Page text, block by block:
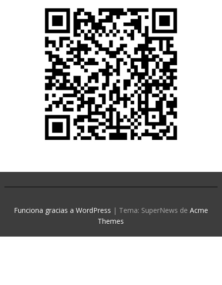
Funciona gracias a WordPress | Tema: SuperNews de Acme
Themes